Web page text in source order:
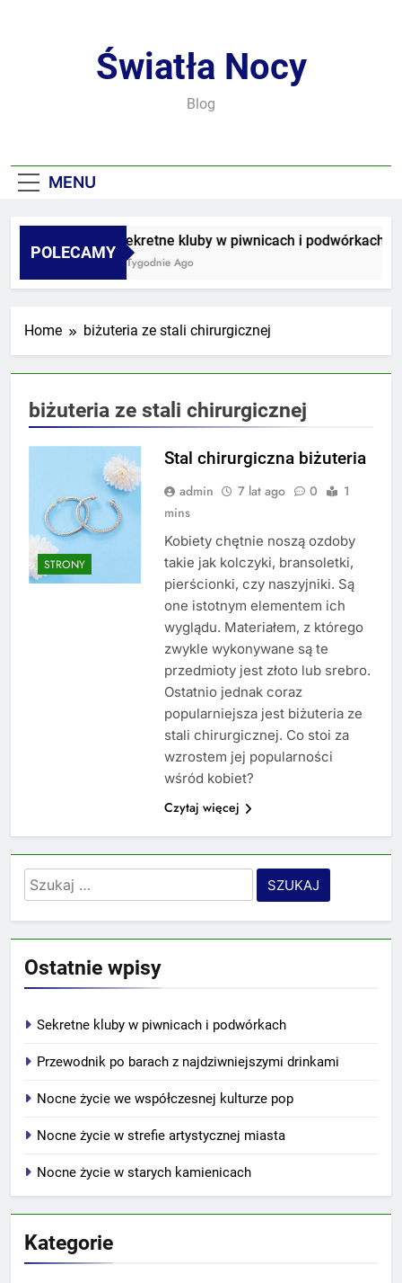
Światła Nocy
Blog
MENU
POLECAMY
Sekretne kluby w piwnicach i podwórkach
2 Tygodnie Ago
Home biżuteria ze stali chirurgicznej
biżuteria ze stali chirurgicznej
STRONY
Stal chirurgiczna biżuteria
admin 7 lat ago 0
1
mins
Kobiety chętnie noszą ozdoby
takie jak kolczyki, bransoletki,
pierścionki, czy naszyjniki. Są
one istotnym elementem ich
wyglądu. Materiałem, z którego
zwykle wykonywane są te
przedmioty jest złoto lub srebro.
Ostatnio jednak coraz
popularniejsza jest biżuteria ze
stali chirurgicznej. Co stoi za
wzrostem jej popularności
wśród kobiet?
Czytaj więcej
Szukaj:
Ostatnie wpisy
Sekretne kluby w piwnicach i podwórkach
Przewodnik po barach z najdziwniejszymi drinkami
Nocne życie we współczesnej kulturze pop
Nocne życie w strefie artystycznej miasta
Nocne życie w starych kamienicach
Kategorie